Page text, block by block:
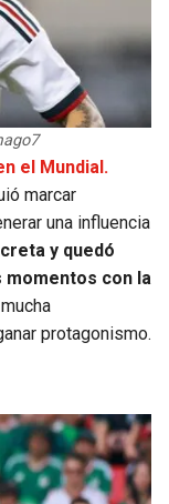
el Mundial.
marcar
una influencia
y quedó
momentos con la
protagonismo.